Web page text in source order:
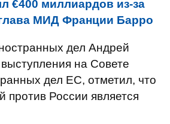
€400 миллиардов из-за
МИД Франции Барро
дел Андрей
на Совете
дел ЕС, отметил, что
против России является